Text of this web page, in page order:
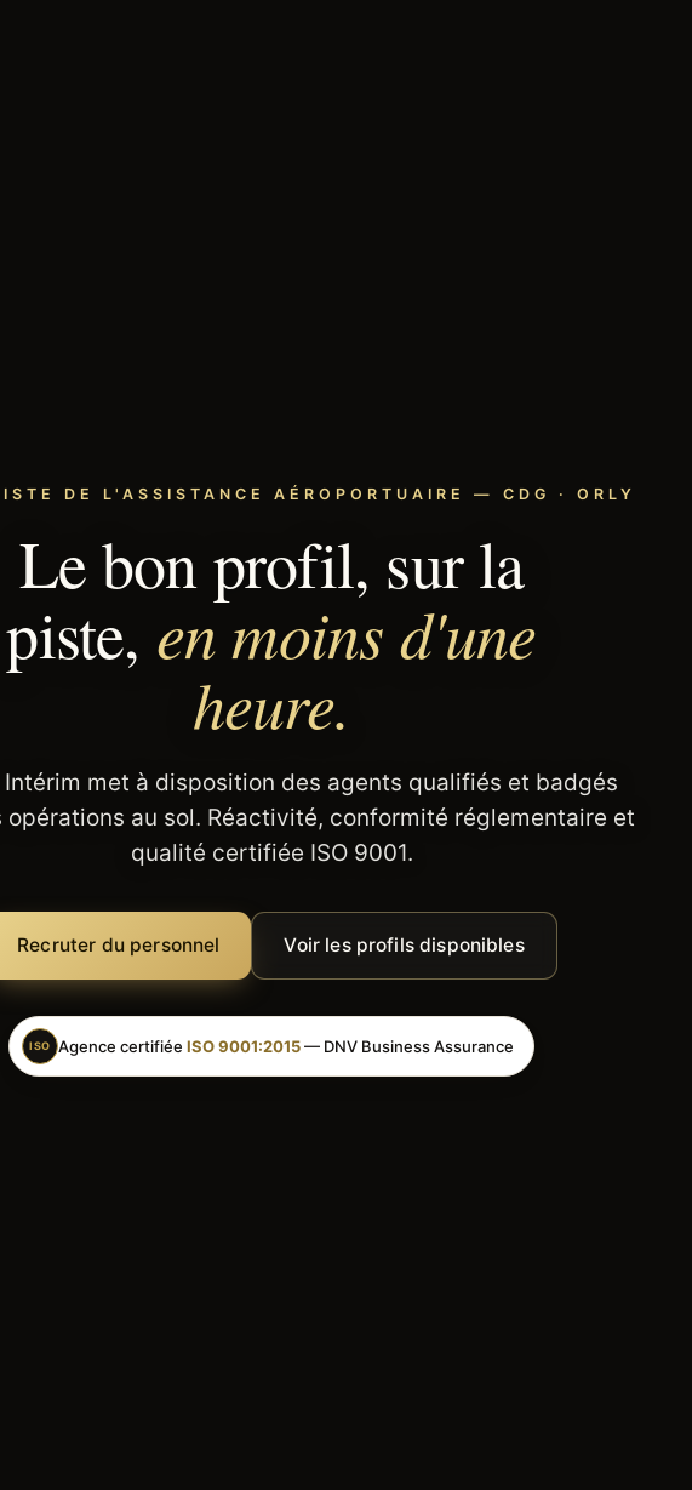
DE L'ASSISTANCE AÉROPORTUAIRE — CDG · ORLY
Le bon profil, sur la
piste, en moins d'une
heure.
Intérim met à disposition des agents qualifiés et badgés
opérations au sol. Réactivité, conformité réglementaire et
qualité certifiée ISO 9001.
Recruter du personnel Voir les profils disponibles
ISO Agence certifiée ISO 9001:2015— DNV Business Assurance